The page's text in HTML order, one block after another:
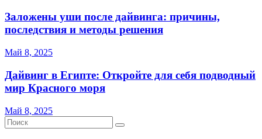
Заложены уши после дайвинга: причины,
последствия и методы решения
Май 8, 2025
Дайвинг в Египте: Откройте для себя подводный
мир Красного моря
Май 8, 2025